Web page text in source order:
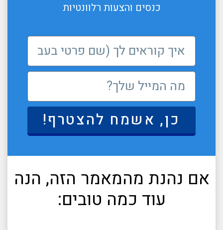
כנסים והצעות רלוונטיות
כן, אשמח להצטרף!
אם נהנת מהמאמר הזה, הנה
עוד כמה טובים: